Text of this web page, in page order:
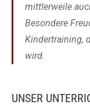
mittlerweile
Besondere
Kindertraining,
wird.
UNSER